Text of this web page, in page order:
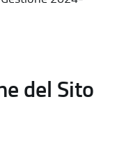
del Sito